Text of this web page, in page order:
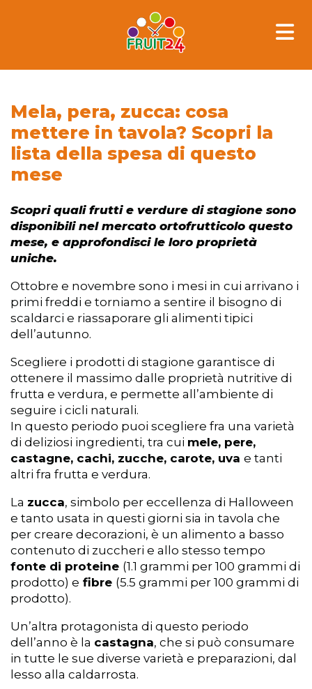
Mela, pera, zucca: cosa
mettere in tavola? Scopri la
lista della spesa di questo
mese
Scopri quali frutti e verdure di stagione sono
disponibili nel mercato ortofrutticolo questo
mese, e approfondisci le loro proprietà
uniche.
Ottobre e novembre sono i mesi in cui arrivano i
primi freddi e torniamo a sentire il bisogno di
scaldarci e riassaporare gli alimenti tipici
dell’autunno.
Scegliere i prodotti di stagione garantisce di
ottenere il massimo dalle proprietà nutritive di
frutta e verdura, e permette all’ambiente di
seguire i cicli naturali.
In questo periodo puoi scegliere fra una varietà
di deliziosi ingredienti, tra cui mele, pere,
castagne, cachi, zucche, carote, uva e tanti
altri fra frutta e verdura.
La zucca, simbolo per eccellenza di Halloween
e tanto usata in questi giorni sia in tavola che
per creare decorazioni, è un alimento a basso
contenuto di zuccheri e allo stesso tempo
fonte di proteine (1.1 grammi per 100 grammi di
prodotto) e fibre (5.5 grammi per 100 grammi di
prodotto).
Un’altra protagonista di questo periodo
dell’anno è la castagna, che si può consumare
in tutte le sue diverse varietà e preparazioni, dal
lesso alla caldarrosta.